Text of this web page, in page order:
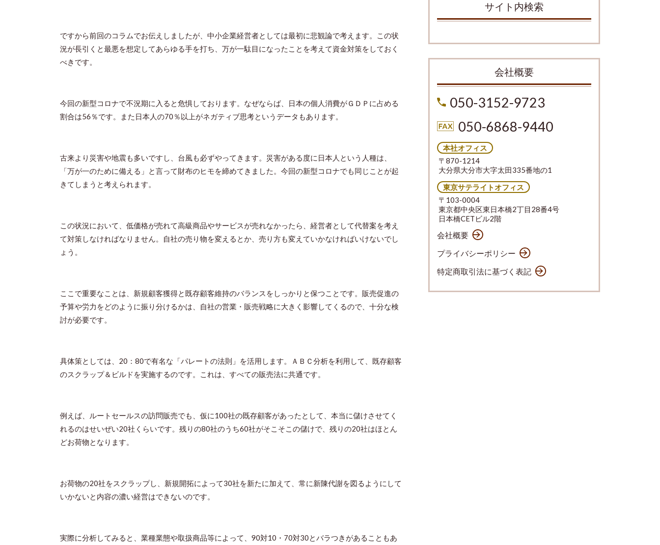
ですから前回のコラムでお伝えしましたが、中小企業経営者としては最初に悲観論で考えます。この状
況が長引くと最悪を想定してあらゆる手を打ち、万が一駄目になったことを考えて資金対策をしておく
べきです。
今回の新型コロナで不況期に入ると危惧しております。なぜならば、日本の個人消費がＧＤＰに占める
割合は56 ％です。また日本人の70 ％以上がネガティブ思考というデータもあります。
古来より災害や地震も多いですし、台風も必ずやってきます。災害がある度に日本人という人種は、
「万が一のために備える」と言って財布のヒモを締めてきました。今回の新型コロナでも同じことが起
きてしまうと考えられます。
この状況において、低価格が売れて高級商品やサービスが売れなかったら、経営者として代替案を考え
て対策しなければなりません。自社の売り物を変えるとか、売り方も変えていかなければいけないでし
ょう。
ここで重要なことは、新規顧客獲得と既存顧客維持のバランスをしっかりと保つことです。販売促進の
予算や労力をどのように振り分けるかは、自社の営業・販売戦略に大きく影響してくるので、十分な検
討が必要です。
具体策としては、 20 ： 80で有名な「パレートの法則」を活用します。ＡＢＣ分析を利用して、既存顧客
のスクラップ＆ビルドを実施するのです。これは、すべての販売法に共通です。
例えば、ルートセールスの訪問販売でも、仮に100社の既存顧客があったとして、本当に儲けさせてく
れるのはせいぜい20社くらいです。残りの80社のうち60社がそこそこの儲けで、残りの20社はほとん
どお荷物となります。
お荷物の20社をスクラップし、新規開拓によって30社を新たに加えて、常に新陳代謝を図るようにして
いかないと内容の濃い経営はできないのです。
実際に分析してみると、業種業態や取扱商品等によって、 90対10 ・ 70対30とバラつきがあることもあ
サイト内検索
会社概要
050-3152-9723
050-6868-9440
本社オフィス
〒870-1214
大分県大分市大字太田335番地の1
東京サテライトオフィス
〒103-0004
東京都中央区東日本橋2丁目28番4号
日本橋CETビル2階
会社概要
プライバシーポリシー
特定商取引法に基づく表記